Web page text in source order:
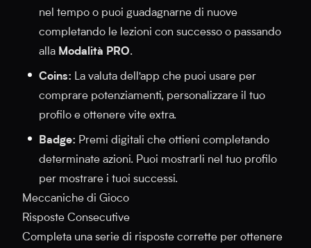
nel tempo o puoi guadagnarne di nuove
completando le lezioni con successo o passando
alla Modalità PRO.
Coins: La valuta dell'app che puoi usare per
comprare potenziamenti, personalizzare il tuo
profilo e ottenere vite extra.
Badge: Premi digitali che ottieni completando
determinate azioni. Puoi mostrarli nel tuo profilo
per mostrare i tuoi successi.
Meccaniche di Gioco
Risposte Consecutive
Completa una serie di risposte corrette per ottenere